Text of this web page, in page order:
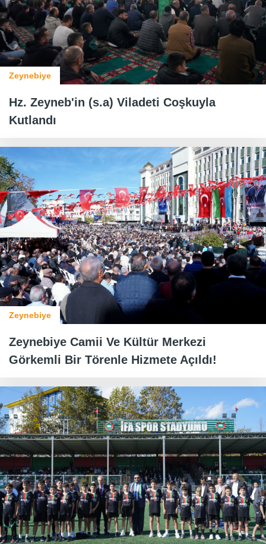
Zeynebiye
Hz. Zeyneb'in (s.a) Viladeti Coşkuyla
Kutlandı
Zeynebiye
Zeynebiye Camii Ve Kültür Merkezi
Görkemli Bir Törenle Hizmete Açıldı!